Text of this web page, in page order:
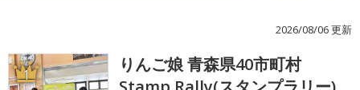
2026/08/06 更新
1
りんご娘 青森県40市町村